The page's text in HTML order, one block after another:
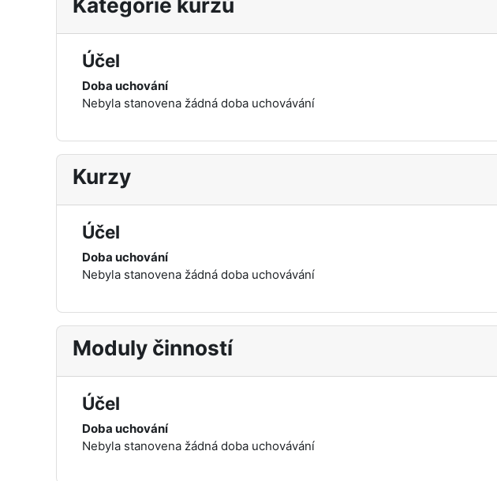
Kategorie kurzů
Účel
Doba uchování
Nebyla stanovena žádná doba uchovávání
Kurzy
Účel
Doba uchování
Nebyla stanovena žádná doba uchovávání
Moduly činností
Účel
Doba uchování
Nebyla stanovena žádná doba uchovávání